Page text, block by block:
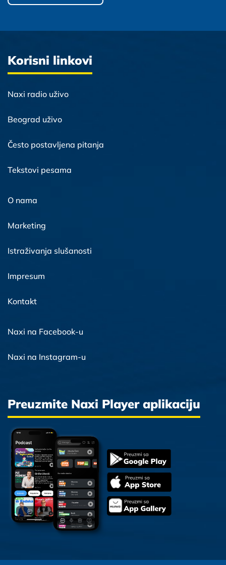
Korisni linkovi
Naxi radio uživo
Beograd uživo
Često postavljena pitanja
Tekstovi pesama
O nama
Marketing
Istraživanja slušanosti
Impresum
Kontakt
Naxi na Facebook-u
Naxi na Instagram-u
Preuzmite Naxi Player aplikaciju